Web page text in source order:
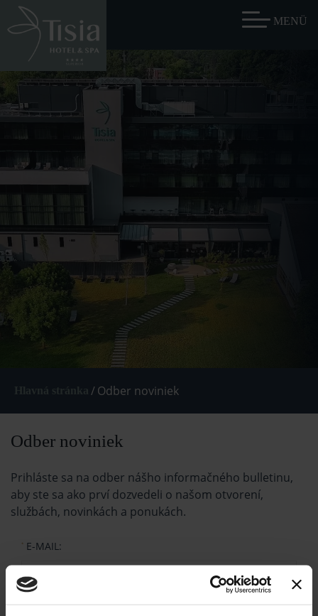
/Odber noviniek
Odber noviniek
Prihláste sa na odber nášho informačného bulletinu,
aby ste sa ako prví dozvedeli o našom otvorení,
službách, novinkách a ponukách.
* E-MAIL:
NÁZOV: